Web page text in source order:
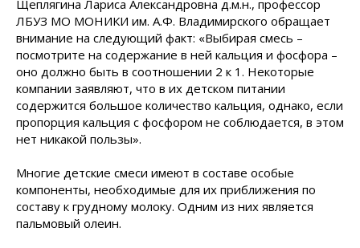
Щеплягина Лариса Александровна д.м.н., профессор
ЛБУЗ МО МОНИКИ им. А.Ф. Владимирского обращает
внимание на следующий факт: «Выбирая смесь –
посмотрите на содержание в ней кальция и фосфора –
оно должно быть в соотношении 2 к 1. Некоторые
компании заявляют, что в их детском питании
содержится большое количество кальция, однако, если
пропорция кальция с фосфором не соблюдается, в этом
нет никакой пользы».
Многие детские смеси имеют в составе особые
компоненты, необходимые для их приближения по
составу к грудному молоку. Одним из них является
пальмовый олеин.